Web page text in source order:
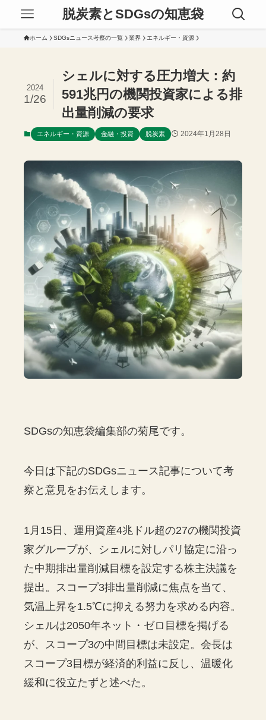
脱炭素とSDGsの知恵袋
ホーム SDGsニュース考察の一覧 業界 エネルギー・資源
シェルに対する圧力増大：約
591兆円の機関投資家による排
出量削減の要求
2024
1/26
エネルギー・資源 金融・投資 脱炭素 2024年1月28日
SDGsの知恵袋編集部の菊尾です。
今日は下記のSDGsニュース記事について考
察と意見をお伝えします。
1月15日、運用資産4兆ドル超の27の機関投資
家グループが、シェルに対しパリ協定に沿っ
た中期排出量削減目標を設定する株主決議を
提出。スコープ3排出量削減に焦点を当て、
気温上昇を1.5℃に抑える努力を求める内容。
シェルは2050年ネット・ゼロ目標を掲げる
が、スコープ3の中間目標は未設定。会長は
スコープ3目標が経済的利益に反し、温暖化
緩和に役立たずと述べた。